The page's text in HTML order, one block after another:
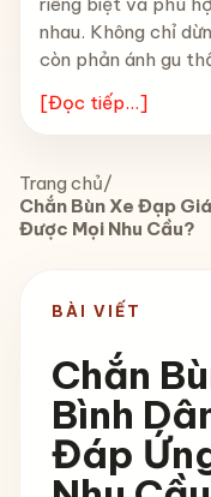
riêng biệt và phù
nhau. Không chỉ
còn phản ánh gu
[Đọc tiếp...]
Trang chủ/
Chắn Bùn Xe Đạp
Được Mọi Nhu Cầu?
BÀI VIẾT
Chắn
Bình
Đáp